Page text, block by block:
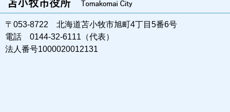
〒053-8722 北海道苫小牧市旭町4丁目5番6号
電話 0144-32-6111（代表）
法人番号1000020012131